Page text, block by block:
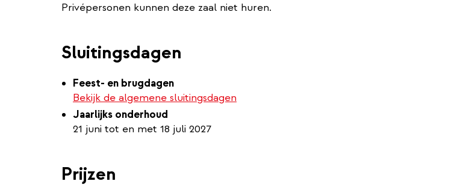
Privépersonen kunnen deze zaal niet huren.
Sluitingsdagen
Feest- en brugdagen
Bekijk de algemene sluitingsdagen
Jaarlijks onderhoud
21 juni tot en met 18 juli 2027
Prijzen